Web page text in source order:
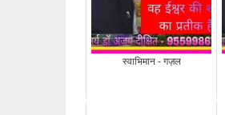
स्वाभिमान - गज़ल